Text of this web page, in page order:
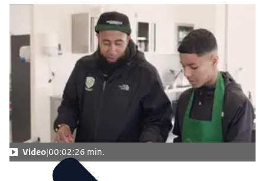
Video 00:02:26 min.